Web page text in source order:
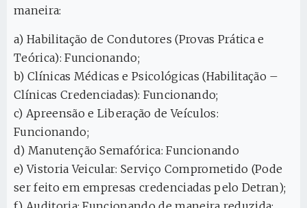
maneira:
a) Habilitação de Condutores (Provas Prática e
Teórica): Funcionando;
b) Clínicas Médicas e Psicológicas (Habilitação –
Clínicas Credenciadas): Funcionando;
c) Apreensão e Liberação de Veículos:
Funcionando;
d) Manutenção Semafórica: Funcionando
e) Vistoria Veicular: Serviço Comprometido (Pode
ser feito em empresas credenciadas pelo Detran);